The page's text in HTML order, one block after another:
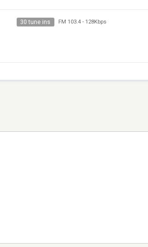
30 tune ins FM 103.4- 128Kbps